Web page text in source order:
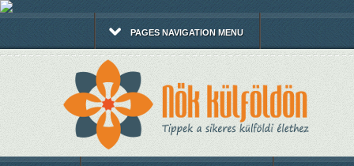
PAGES NAVIGATION MENU